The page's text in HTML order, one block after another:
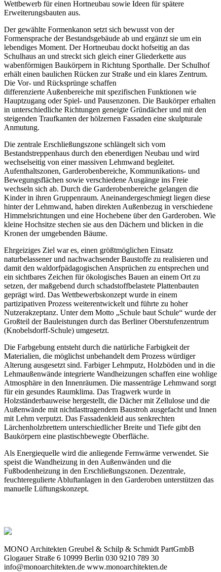
Wettbewerb für einen Hortneubau sowie Ideen für spätere
Erweiterungsbauten aus.
Der gewählte Formenkanon setzt sich bewusst von der
Formensprache der Bestandsgebäude ab und ergänzt sie um ein
lebendiges Moment. Der Hortneubau dockt hofseitig an das
Schulhaus an und streckt sich gleich einer Gliederkette aus
wabenförmigen Baukörpern in Richtung Sporthalle. Der Schulhof
erhält einen baulichen Rücken zur Straße und ein klares Zentrum.
Die Vor- und Rücksprünge schaffen
differenzierte Außenbereiche mit spezifischen Funktionen wie
Hauptzugang oder Spiel- und Pausenzonen. Die Baukörper erhalten
in unterschiedliche Richtungen geneigte Gründächer und mit den
steigenden Traufkanten der hölzernen Fassaden eine skulpturale
Anmutung.
Die zentrale Erschließungszone schlängelt sich vom
Bestandstreppenhaus durch den ebenerdigen Neubau und wird
wechselseitig von einer massiven Lehmwand begleitet.
Aufenthaltszonen, Garderobenbereiche, Kommunikations- und
Bewegungsflächen sowie verschiedene Ausgänge ins Freie
wechseln sich ab. Durch die Garderobenbereiche gelangen die
Kinder in ihren Gruppenraum. Aneinandergeschmiegt liegen diese
hinter der Lehmwand, haben direkten Außenbezug in verschiedene
Himmelsrichtungen und eine Hochebene über den Garderoben. Wie
kleine Hochsitze stechen sie aus den Dächern und blicken in die
Kronen der umgebenden Bäume.
Ehrgeiziges Ziel war es, einen größtmöglichen Einsatz
naturbelassener und nachwachsender Baustoffe zu realisieren und
damit den waldorfpädagogischen Ansprüchen zu entsprechen und
ein sichtbares Zeichen für ökologisches Bauen an einem Ort zu
setzen, der maßgebend durch schadstoffbelastete Plattenbauten
geprägt wird. Das Wettbewerbskonzept wurde in einem
partizipativen Prozess weiterentwickelt und führte zu hoher
Nutzerakzeptanz. Unter dem Motto „Schule baut Schule“ wurde der
Großteil der Bauleistungen durch das Berliner Oberstufenzentrum
(Knobelsdorff-Schule) umgesetzt.
Die Farbgebung entsteht durch die natürliche Farbigkeit der
Materialien, die möglichst unbehandelt dem Prozess würdiger
Alterung ausgesetzt sind. Farbiger Lehmputz, Holzböden und in die
Lehmaußenwände integrierte Wandheizungen schaffen eine wohlige
Atmosphäre in den Innenräumen. Die massenträge Lehmwand sorgt
für ein gesundes Raumklima. Das Tragwerk wurde in
Holzständerbauweise hergestellt, die Dächer mit Zellulose und die
Außenwände mit nichtlasttragendem Baustroh ausgefacht und Innen
mit Lehm verputzt. Das Fassadenkleid aus senkrechten
Lärchenholzbrettern unterschiedlicher Breite und Tiefe gibt den
Baukörpern eine plastischbewegte Oberfläche.
Als Energiequelle wird die anliegende Fernwärme verwendet. Sie
speist die Wandheizung in den Außenwänden und die
Fußbodenheizung in den Erschließungszonen. Dezentrale,
feuchteregulierte Abluftanlagen in den Garderoben unterstützen das
manuelle Lüftungskonzept.
MONO Architekten Greubel & Schilp & Schmidt PartGmbB
Glogauer Straße 6 10999 Berlin 030 9210 789 30
info@monoarchitekten.de www.monoarchitekten.de